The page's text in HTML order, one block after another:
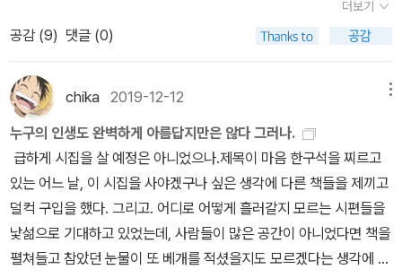
디서 바람이 부는 지도 모르고 곁에서 피 흘리며 홀로 싸우는 이들을
외면하면서 말이다. ​삶에는 원칙이 없어요. 우리가 원칙을 이룩해가
는 거예요. 시대마다 최선을 다해서 원칙을 형성해가는 과정에 있는
거지, 어느 역사에도 주어져 있는 원칙 같은 건 없어요. (채현국, 304
쪽)​마지막 채현국의 인터뷰를 읽으면서 앞서 11명의 인물들이 겹쳐진
다. 세월호의 상처와 트라우마를 간직한 채 숨진 김관홍 잠수사의 아
내 김혜연, 막막하고 무기력할 때 동료의 이름과 사진을 본다는 이국
종, 공무원의 충성 대상이 되는 것은 국민이라 말하는 노태강, 아무도
듣지 않는 노인들의 생애를 듣고 구술하는 최현숙, 아픈 베트남의 진
실을 세상에 알리는 구수정, 성소수자들에게 행복하라 말하는 엄마
이은재, 존재의 이유를 찾는 게 제일 우선이라는 윤석남, 글쓰기를 통
받쳤던 대목이 몇 있다. 김관홍 잠수사의 아내를 만난 후에 쓴 ‘아이들
은 아버지의 죽음을 어떻게 기억할까?’를 읽고, 내 아이들은 나의 죽
음을 어떻게 기억할지를 생각하다가 부끄러움, 서러움, 외로움이 층
층이 쌓이면서 가슴이 먹먹해졌다. 레즈비언 엄마인 이은재가 부모
모임에서 프리허그를 했던 일을 떠올리면서, 올까말까 하는 친구가
쭈뼛쭈뼛 다가오면서부터 울먹이기 시작해 와락 안기며 눈물을 쏟아
냈다는 대목에서. 그리고 이은재가 딸이 얼마나 외로운 싸움을 하고
있는지 몰랐다면서 딸에게 사과하고 둘이 손잡고 펑펑 울었다는 대목
에서 연거푸 복받치다보니 하마터면 눈물이 방울져 떨어질 뻔했다.
또 다른 장면을 쓰려고 하니 벌써 울먹울먹하다. 구수정이 한국군에
데... 전에도 얼핏 질겅댄 기억이 있으므로 그냥 넘어갈까. 싶지만 이
작가의 머리뚜껑을 진심 열어보고 싶다는 생각이 들었으므로 다시 한
번, <안녕 시모키타자와>. 그 옛날 내가 <키친>에서 받았던 그 좋은
느낌은 애저녁에 다 달아났지만, 그래도 다시 한 번 도전해보자 싶었
었는데 한 번 깨진 연애는 다시 되살리기 어렵다는 진리에 작용하는
원리가 여기에도 그대로 적용되더라는 사실만 확인하고 이만 바이바
이.2월 <보통 사람들의 전쟁>은 딱 한 단어로 요약되어
머릿속에 각인되었다. 보편적 기본소득. 미래에 대한 많은 진단과 예
측이 난무하고 있는데 그 중에서도 쉽고 흥미롭게, 그리고 소름끼치
게 쓰여져서 읽기 좋은 책이지 싶다. <어린 완벽주의자들>은 아주 사
소한 것이라도 본인의 기준치에 충족되지 못하면 스스로 괴로워하는
더보기
공감 (9) 댓글 (0)
chika 2019-12-12
누구의 인생도 완벽하게 아름답지만은 않다 그러나.
급하게 시집을 살 예정은 아니었으나.제목이 마음 한구석을 찌르고
있는 어느 날, 이 시집을 사야겠구나 싶은 생각에 다른 책들을 제끼고
덜컥 구입을 했다. 그리고. 어디로 어떻게 흘러갈지 모르는 시편들을
낯섦으로 기대하고 있었는데, 사람들이 많은 공간이 아니었다면 책을
펼쳐들고 참았던 눈물이 또 베개를 적셨을지도 모르겠다는 생각에 띄